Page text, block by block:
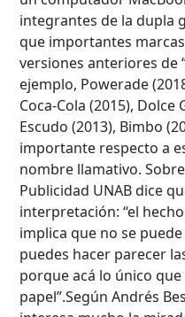
integrantes de la dupla
que importantes
versiones anteriores de
ejemplo, Powerade
Coca-Cola (2015), Dolce
Escudo (2013), Bimbo
importante respecto a
nombre llamativo.
Publicidad UNAB dice
interpretación: “el
implica que no se
puedes hacer parecer
porque acá lo único
papel”.Según Andrés
Búsqueda
Carrera
Palabra clave
Desde...